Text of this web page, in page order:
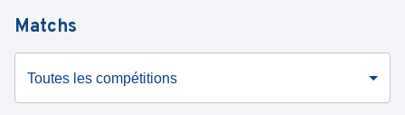
Matchs
Toutes les compétitions